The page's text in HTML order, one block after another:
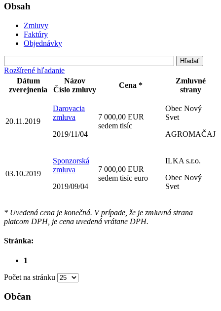
Obsah
Zmluvy
Faktúry
Objednávky
Rozšírené hľadanie
Dátum
zverejnenia
Názov
Číslo zmluvy
Cena *
Zmluvné
strany
20.11.2019
Darovacia
zmluva
2019/11/04
7 000,00 EUR
sedem tisíc
Obec Nový
Svet
AGROMAČAJ
03.10.2019
Sponzorská
zmluva
2019/09/04
7 000,00 EUR
sedem tisíc euro
ILKA s.r.o.
Obec Nový
Svet
* Uvedená cena je konečná. V prípade, že je zmluvná strana
platcom DPH, je cena uvedená vrátane DPH.
Stránka:
1
Počet na stránku
Občan